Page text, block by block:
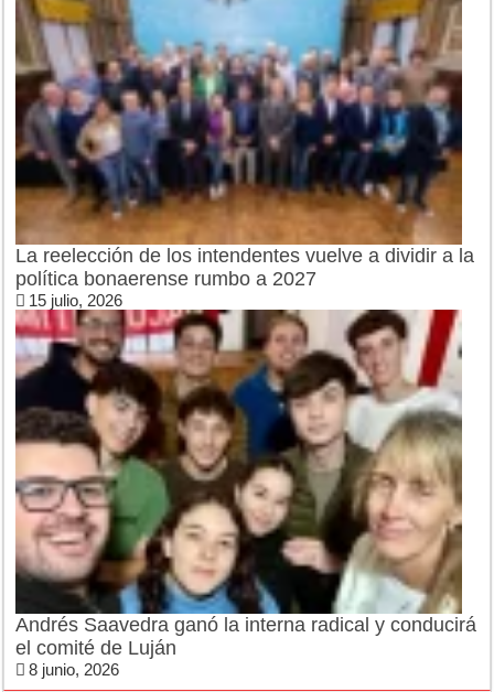
La reelección de los intendentes vuelve a dividir a la
política bonaerense rumbo a 2027
15 julio, 2026
Andrés Saavedra ganó la interna radical y conducirá
el comité de Luján
8 junio, 2026